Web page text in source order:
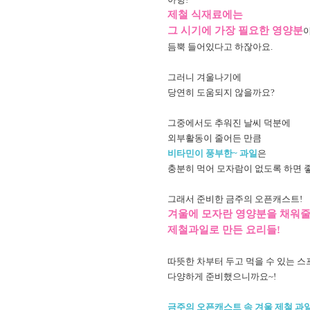
제철 식재료에는
그 시기에 가장 필요한 영양분이
듬뿍 들어있다고 하잖아요.
그러니 겨울나기에
당연히 도움되지 않을까요?
그중에서도 추워진 날씨 덕분에
외부활동이 줄어든 만큼
비타민이 풍부한~ 과일 은
충분히 먹어 모자람이 없도록 하면
그래서 준비한 금주의 오픈캐스트!
겨울에 모자란 영양분을 채워
제철과일로 만든 요리들!
따뜻한 차부터 두고 먹을 수 있는 스
다양하게 준비했으니까요~!
금주의 오픈캐스트 속 겨울 제철 과